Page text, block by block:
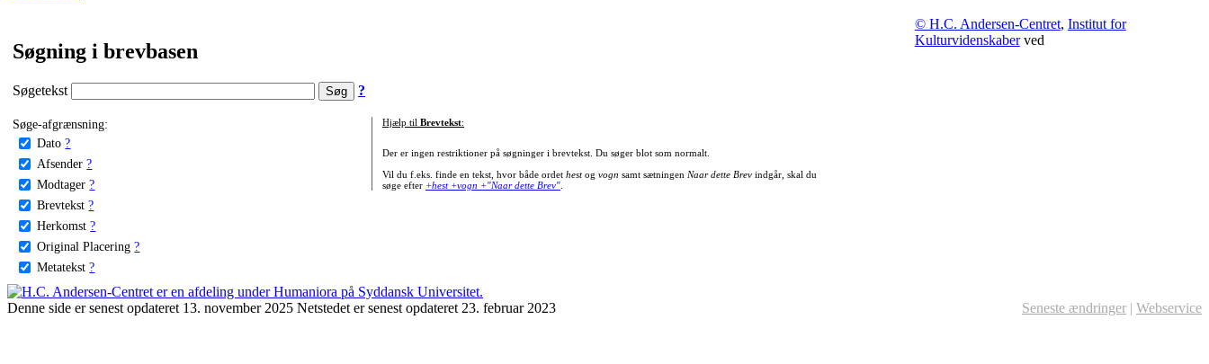
Søgning i brevbasen
Søgetekst ?
Søge-afgrænsning:
Dato ?
Afsender ?
Modtager ?
Brevtekst ?
Herkomst ?
Original Placering ?
Metatekst ?
Hjælp til Brevtekst:
Der er ingen restriktioner på søgninger i brevtekst. Du søger blot som normalt.
Vil du f.eks. finde en tekst, hvor både ordet hestog vogn samt sætningen Naar dette Brevindgår, skal du
søge efter +hest +vogn +"Naar dette Brev".
© H.C. Andersen-Centret, Institut for
Kulturvidenskaberved
Denne side er senest opdateret 13. november 2025 Netstedet er senest opdateret 23. februar 2023 Seneste ændringer | Webservice